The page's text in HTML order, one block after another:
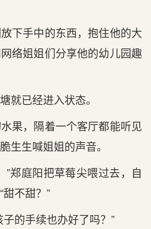
下手中的东西，抱住他的大
络姐姐们分享他的幼儿园趣
就已经进入状态。
果，隔着一个客厅都能听见
生生喊姐姐的声音。
”郑庭阳把草莓尖喂过去，自
不甜？”
的手续也办好了吗？”